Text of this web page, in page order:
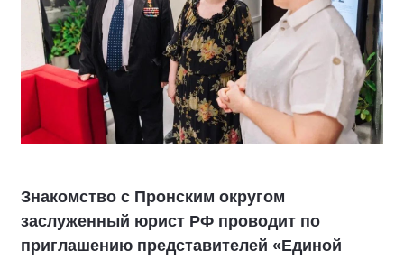
Знакомство с Пронским округом
заслуженный юрист РФ проводит по
приглашению представителей «Единой